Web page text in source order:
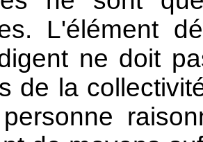
L'élément
ne doit
de la